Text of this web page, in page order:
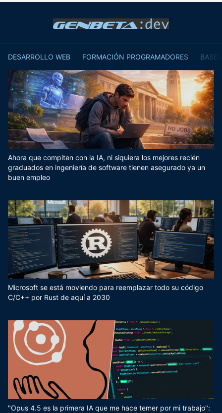
DESARROLLO WEB FORMACIÓN PROGRAMADORES
Ahora que compiten con la IA, ni siquiera los mejores recién
graduados en ingeniería de software tienen asegurado ya un
buen empleo
Microsoft se está moviendo para reemplazar todo su código
C/C++ por Rust de aquí a 2030
"Opus 4.5 es la primera IA que me hace temer por mi trabajo":